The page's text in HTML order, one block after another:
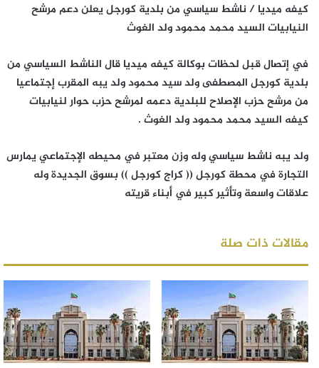
كيفه ميديا / ناشط سياسي من بلدية كورجل يعلن دعم مرشح
النيابيات السيد محمد محمود ولد الغوث
في إتصال قبل لحظات بوكالة كيفه ميديا قال الناشط السياسي من
بلدية كورجل المصطفى ولد سيد محمود ولد يبه المقرب إجتماعيا
من مرشح حزب الإصلاح للبلدية دعمه لمرشح حزب حوار لنيابيات
كيفه السيد محمد محمود ولد الغوث .
ولد يبه ناشط سياسي وله وزن معتبر في محيطه الإجتماعي يمارس
التجارة في محطة كورجل (( كراج كورجل )) بسوق الجديدة وله
علاقات واسعة وتأثير كبير في أبناء قريته
مقالات ذات صلة